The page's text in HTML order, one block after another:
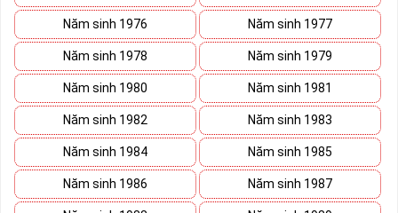
Năm sinh 1976 Năm sinh 1977
Năm sinh 1978 Năm sinh 1979
Năm sinh 1980 Năm sinh 1981
Năm sinh 1982 Năm sinh 1983
Năm sinh 1984 Năm sinh 1985
Năm sinh 1986 Năm sinh 1987